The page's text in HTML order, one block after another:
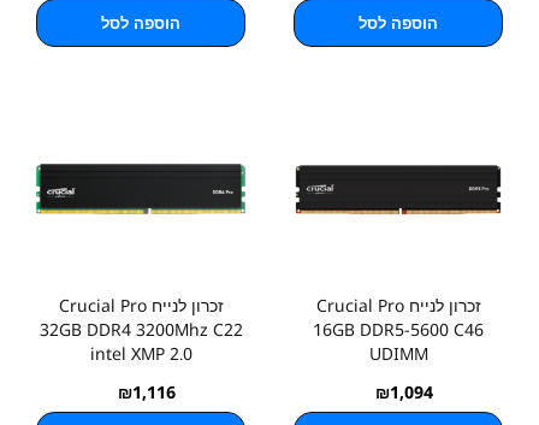
הוספה לסל הוספה לסל
זכרון לנייח Crucial Pro
16GB DDR5-5600 C46
UDIMM
₪1,094
זכרון לנייח Crucial Pro
32GB DDR4 3200Mhz C22
intel XMP 2.0
₪1,116